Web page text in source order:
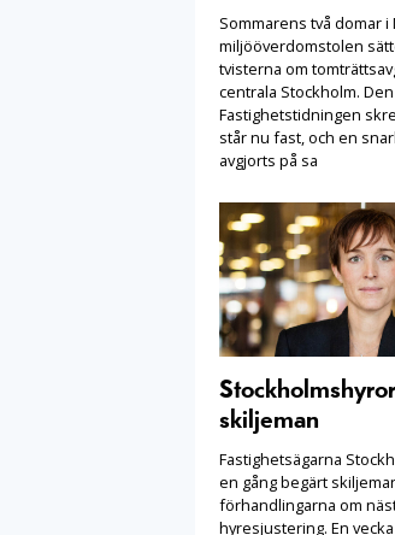
Sommarens två domar i
miljööverdomstolen
tvisterna om
centrala Stockholm.
Fastighetstidningen
står nu fast, och en
avgjorts på sa
skiljeman
Fastighetsägarna
en gång begärt
förhandlingarna om
hyresjustering. En